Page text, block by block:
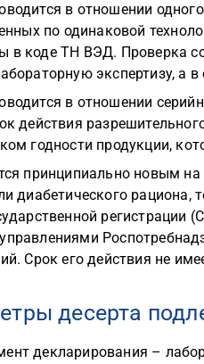
в отношении
по одинаковой
коде ТН ВЭД. Проверка
экспертизу, а
в отношении
действия
годности продукции,
принципиально новым
диабетического
Срок его действия не
десерта
декларирования –